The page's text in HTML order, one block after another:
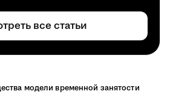
все статьи
модели временной занятости